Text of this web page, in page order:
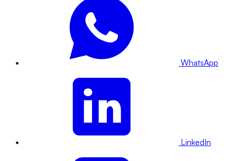
WhatsApp
LinkedIn